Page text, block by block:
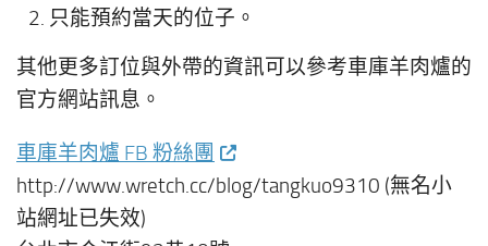
只能預約當天的位子。
其他更多訂位與外帶的資訊可以參考車庫羊肉爐的
官方網站訊息。
車庫羊肉爐 FB 粉絲團
http://www.wretch.cc/blog/tangkuo9310 (無名小
站網址已失效)